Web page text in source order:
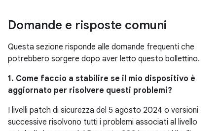
Domande e risposte comuni
Questa sezione risponde alle domande frequenti che
potrebbero sorgere dopo aver letto questo bollettino.
1. Come faccio a stabilire se il mio dispositivo è
aggiornato per risolvere questi problemi?
I livelli patch di sicurezza del 5 agosto 2024 o versioni
successive risolvono tutti i problemi associati al livello